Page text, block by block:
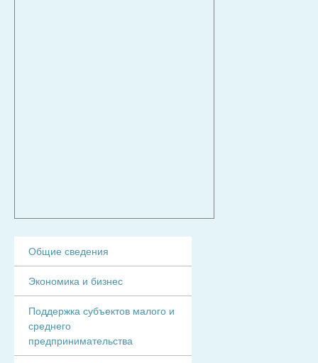
Общие сведения
Экономика и бизнес
Поддержка субъектов малого и
среднего
предпринимательства